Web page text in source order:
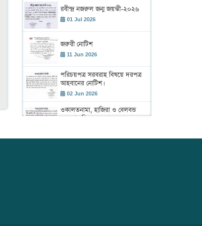
রবীন্দ্র নজরুল জন্ম জয়ন্তী-২০২৬
01 Jul 2026
জরুরী নোটিশ
11 Jun 2026
পরিচয়পত্র সরবরাহ বিষয়ে দরপত্র
আহবানের নোটিশ।
02 Jun 2026
ওকালতনামা, হাজিরা ও বেলবন্ড
সরবরাহ বিষয়ে দরপত্র।